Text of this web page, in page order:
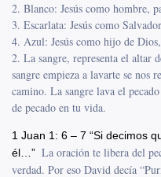
2. Blanco: Jesús como hombre,
3. Escarlata: Jesús como
4. Azul: Jesús como hijo de
2. La sangre, representa el altar
sangre empieza a lavarte se nos
camino. La sangre lava el
de pecado en tu vida.
1 Juan 1: 6 – 7 “Si decimos
él…” La oración te libera del
verdad. Por eso David decía